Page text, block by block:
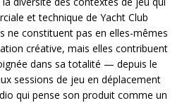
et technique de Yacht Club
ne constituent pas en elles-mêmes
créative, mais elles contribuent
dans sa totalité — depuis le
sessions de jeu en déplacement
qui pense son produit comme un